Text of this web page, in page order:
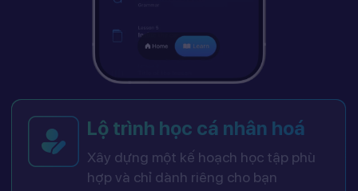
Lộ trình học cá nhân hoá
Xây dựng một kế hoạch học tập phù
hợp và chỉ dành riêng cho bạn